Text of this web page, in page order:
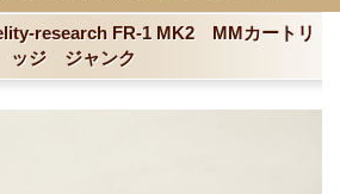
research FR-1 MK2 MMカートリ
ッジ ジャンク